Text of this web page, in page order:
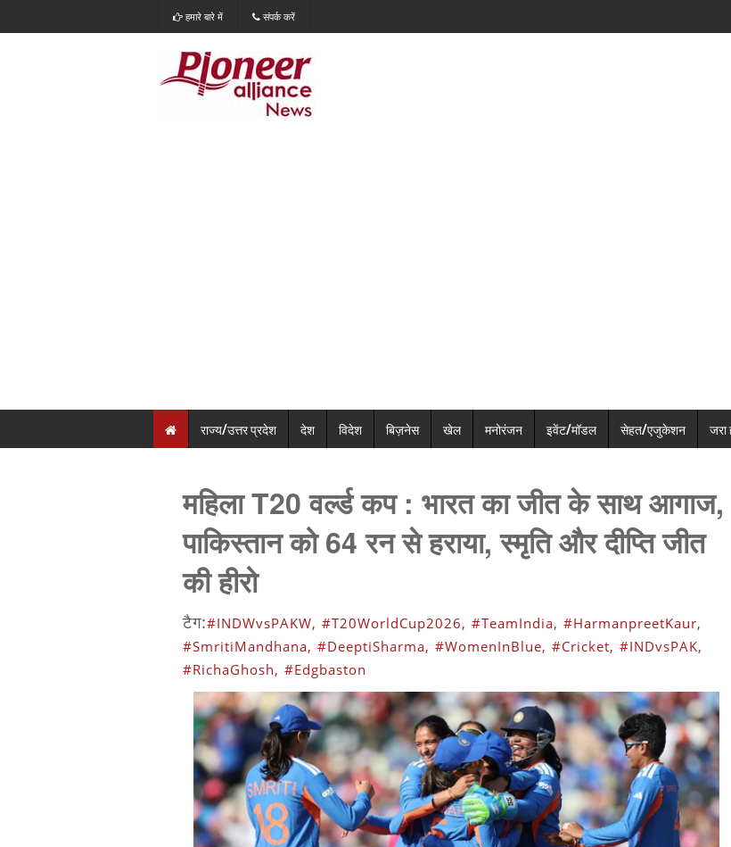
हमारे बारे में संपर्क करें
राज्य/उत्तर प्रदेश देश विदेश बिज़नेस खेल मनोरंजन इवेंट/मॉडल सेहत/एजुकेशन
महिला T20 वर्ल्ड कप : भारत का जीत के साथ आगाज,
पाकिस्तान को 64 रन से हराया, स्मृति और दीप्ति जीत
की हीरो
टैग:#INDWvsPAKW, #T20WorldCup2026, #TeamIndia, #HarmanpreetKaur,
#SmritiMandhana, #DeeptiSharma, #WomenInBlue, #Cricket, #INDvsPAK,
#RichaGhosh, #Edgbaston